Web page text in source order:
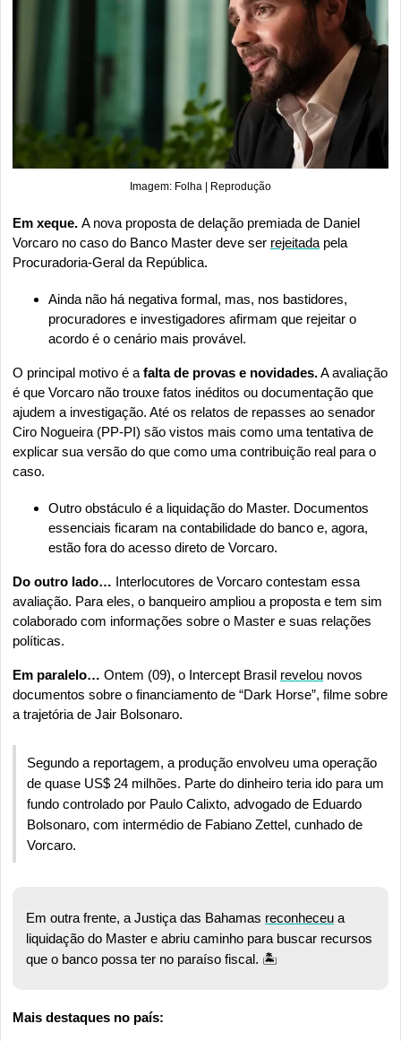
Imagem: Folha | Reprodução
Em xeque. A nova proposta de delação premiada de Daniel
Vorcaro no caso do Banco Master deve ser rejeitada pela
Procuradoria-Geral da República.
Ainda não há negativa formal, mas, nos bastidores,
procuradores e investigadores afirmam que rejeitar o
acordo é o cenário mais provável.
O principal motivo é a falta de provas e novidades. A avaliação
é que Vorcaro não trouxe fatos inéditos ou documentação que
ajudem a investigação. Até os relatos de repasses ao senador
Ciro Nogueira (PP-PI) são vistos mais como uma tentativa de
explicar sua versão do que como uma contribuição real para o
caso.
Outro obstáculo é a liquidação do Master. Documentos
essenciais ficaram na contabilidade do banco e, agora,
estão fora do acesso direto de Vorcaro.
Do outro lado… Interlocutores de Vorcaro contestam essa
avaliação. Para eles, o banqueiro ampliou a proposta e tem sim
colaborado com informações sobre o Master e suas relações
políticas.
Em paralelo… Ontem (09), o Intercept Brasil revelou novos
documentos sobre o financiamento de “Dark Horse”, filme sobre
a trajetória de Jair Bolsonaro.
Segundo a reportagem, a produção envolveu uma operação
de quase US$ 24 milhões. Parte do dinheiro teria ido para um
fundo controlado por Paulo Calixto, advogado de Eduardo
Bolsonaro, com intermédio de Fabiano Zettel, cunhado de
Vorcaro.
Em outra frente, a Justiça das Bahamas reconheceu a
liquidação do Master e abriu caminho para buscar recursos
que o banco possa ter no paraíso fiscal. 🏝️
Mais destaques no país: